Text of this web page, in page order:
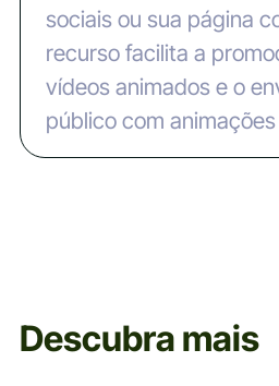
sociais ou sua página
recurso facilita a
vídeos animados e o
público com
Descubra mais